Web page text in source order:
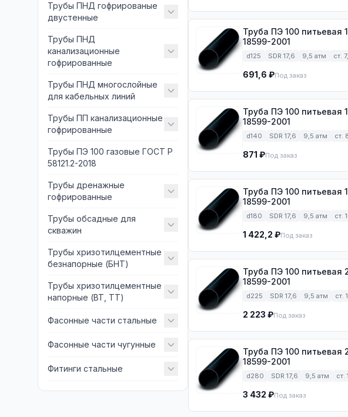
Трубы ПНД гофрированые
двустенные
Трубы ПНД
канализационные
гофрированные
Трубы ПНД многослойные
для кабельных линий
Трубы ПП канализационные
гофрированные
Трубы ПЭ 100 газовые ГОСТ Р
58121.2-2018
Трубы дренажные
гофрированные
Трубы обсадные для
скважин
Трубы хризотилцементные
безнапорные (БНТ)
Трубы хризотилцементные
напорные (ВТ, ТТ)
Фасонные части стальные
Фасонные части чугунные
Фитинги стальные
Труба ПЭ 100 питьевая 125 ст 7,1 SDR 17,6 ГОСТ
18599-2001
d125 SDR 17,6 9,5 атм ст.
691,6 ₽Под заказ
Труба ПЭ 100 питьевая 140 ст 8,0 SDR 17,6 ГОСТ
18599-2001
d140 SDR 17,6 9,5 атм ст.
871 ₽Под заказ
Труба ПЭ 100 питьевая 180 ст 10,2 SDR 17,6 ГОСТ
18599-2001
d180 SDR 17,6 9,5 атм ст.
1 422,2 ₽Под заказ
Труба ПЭ 100 питьевая 225 ст 12,8 SDR 17,6 ГОСТ
18599-2001
d225 SDR 17,6 9,5 атм ст.
2 223 ₽Под заказ
Труба ПЭ 100 питьевая 280 ст 15,9 SDR 17,6 ГОСТ
18599-2001
d280 SDR 17,6 9,5 атм ст.
3 432 ₽Под заказ